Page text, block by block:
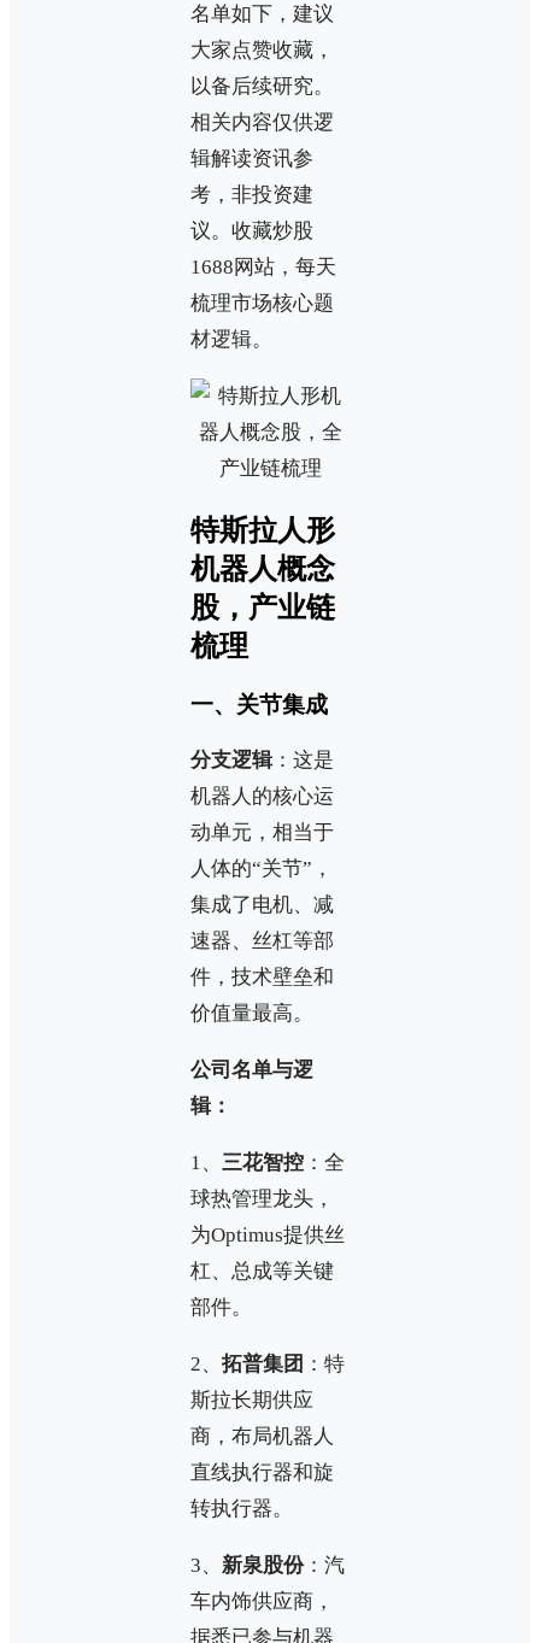
名单如下，建议
大家点赞收藏，
以备后续研究。
相关内容仅供逻
辑解读资讯参
考，非投资建
议。收藏炒股
1688网站，每天
梳理市场核心题
材逻辑。
特斯拉人形
机器人概念
股，产业链
梳理
一、关节集成
分支逻辑：这是
机器人的核心运
动单元，相当于
人体的“关节”，
集成了电机、减
速器、丝杠等部
件，技术壁垒和
价值量最高。
公司名单与逻
辑：
1、 三花智控 ：全
球热管理龙头，
为Optimus提供丝
杠、总成等关键
部件。
2、 拓普集团 ：特
斯拉长期供应
商，布局机器人
直线执行器和旋
转执行器。
3、 新泉股份：汽
车内饰供应商，
据悉已参与机器